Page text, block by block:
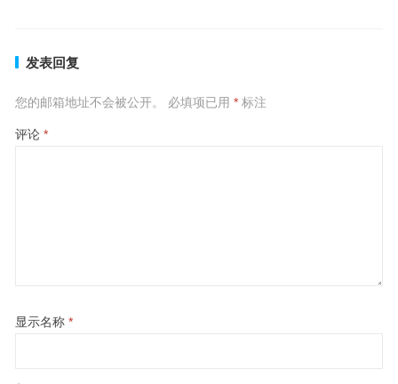
发表回复
您的邮箱地址不会被公开。 必填项已用 *标注
评论 *
显示名称 *